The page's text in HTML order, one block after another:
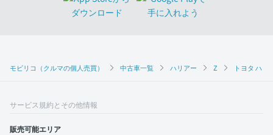
モビリコ（クルマの個人売買） 中古車一覧 ハリアー Z トヨタ ハ
サービス規約とその他情報
販売可能エリア